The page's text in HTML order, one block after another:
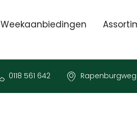
Weekaanbiedingen
0118 561 642 Rapenburgweg